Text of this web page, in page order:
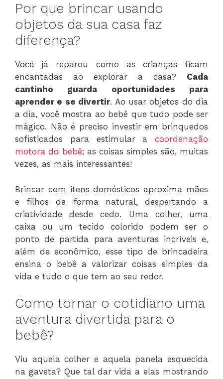
Por que brincar usando
objetos da sua casa faz
diferença?
Você já reparou como as crianças ficam
encantadas ao explorar a casa? Cada
cantinho guarda oportunidades para
aprender e se divertir. Ao usar objetos do dia
a dia, você mostra ao bebê que tudo pode ser
mágico. Não é preciso investir em brinquedos
sofisticados para estimular a coordenação
motora do bebê; as coisas simples são, muitas
vezes, as mais interessantes!
Brincar com itens domésticos aproxima mães
e filhos de forma natural, despertando a
criatividade desde cedo. Uma colher, uma
caixa ou um tecido colorido podem ser o
ponto de partida para aventuras incríveis e,
além de econômico, esse tipo de brincadeira
ensina o bebê a valorizar coisas simples da
vida e tudo o que tem ao seu redor.
Como tornar o cotidiano uma
aventura divertida para o
bebê?
Viu aquela colher e aquela panela esquecida
na gaveta? Que tal dar vida a elas mostrando